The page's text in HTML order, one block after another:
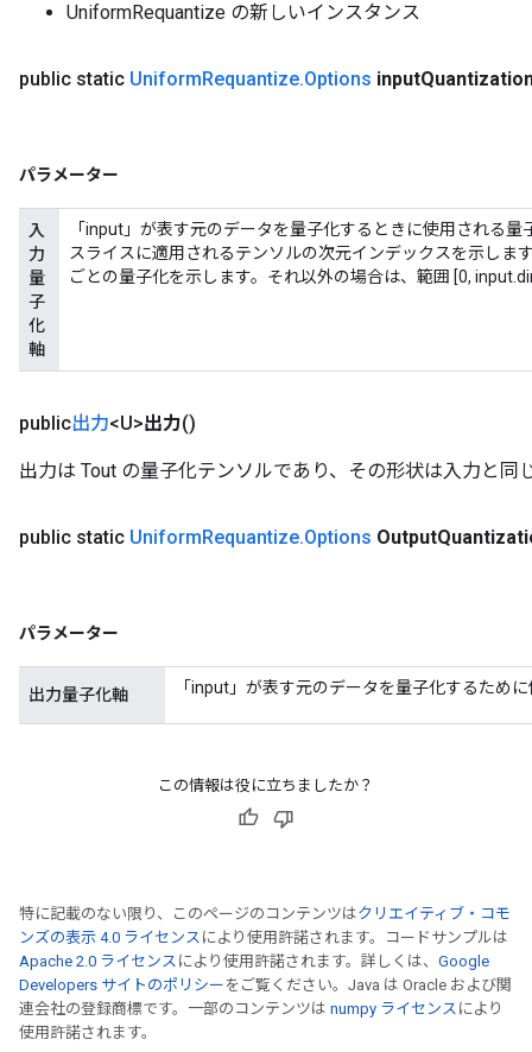
UniformRequantize の新しいインスタンス
public static UniformRequantize.Options input
パラメーター
入
力
量
子
化
軸
「input」が表す元のデータを量子化するときに使用される
スライスに適用されるテンソルの次元インデックスを示しま
ごとの量子化を示します。それ以外の場合は、範囲 [0,
public出力<U>出力()
出力は Tout の量子化テンソルであり、その形状は入力と同
public static UniformRequantize.Options Output
パラメーター
出力量子化軸 「input」が表す元のデータを量子化するため
この情報は役に立ちましたか？
特に記載のない限り、このページのコンテンツはクリエイティブ・コモ
ンズの表示 4.0 ライセンス により使用許諾されます。コードサンプルは
Apache 2.0 ライセンス により使用許諾されます。詳しくは、 Google
Developers サイトのポリシー をご覧ください。Java は Oracle および関
連会社の登録商標です。一部のコンテンツは numpy ライセンス により
使用許諾されます。